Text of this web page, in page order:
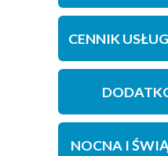
CENNIK
NOCNA I